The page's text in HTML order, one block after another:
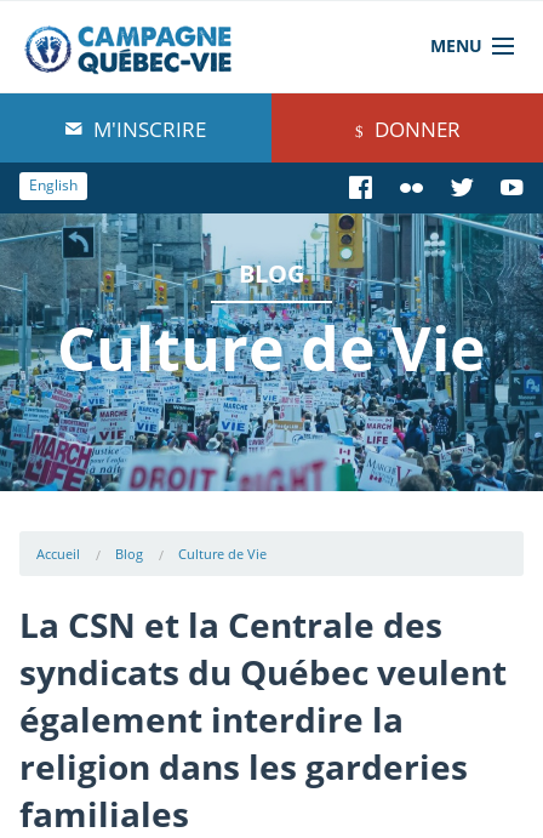
MENU
À propos de nous
Blog
Comprendre
Agir
Boutique
M'INSCRIRE DONNER
English
BLOG
Culture de Vie
Accueil Blog Culture de Vie
La CSN et la Centrale des
syndicats du Québec veulent
également interdire la
religion dans les garderies
familiales